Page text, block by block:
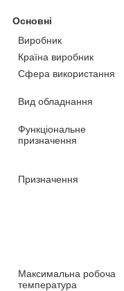
Основні
Виробник
Країна виробник
Сфера використання
Вид обладнання
Функціональне
призначення
Призначення
Максимальна робоча
температура